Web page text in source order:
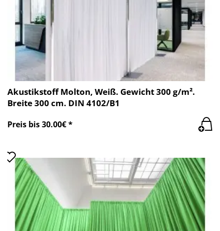
Akustikstoff Molton, Weiß. Gewicht 300 g/m².
Breite 300 cm. DIN 4102/B1
Preis bis 30.00€ *